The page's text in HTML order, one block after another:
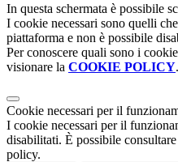
In questa schermata è possibile
I cookie necessari sono quelli
piattaforma e non è possibile
Per conoscere quali sono i
visionare la COOKIE POLICY.
Cookie necessari per il
I cookie necessari per il
disabilitati. È possibile
policy.